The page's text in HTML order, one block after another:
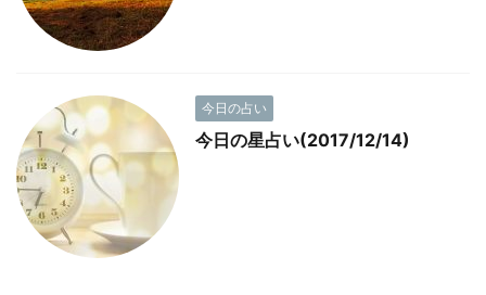
今日の占い
今日の星占い(2017/12/14)